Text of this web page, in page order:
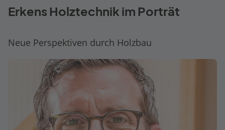
Erkens Holztechnik im Porträt
Neue Perspektiven durch Holzbau